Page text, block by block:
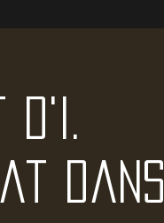
dans